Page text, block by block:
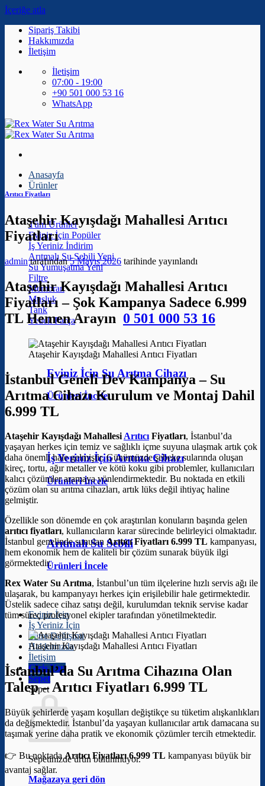
İçeriğe atla
Sipariş Takibi
Hakkımızda
İletişim
İletişim
07:00 - 19:00
+90 501 000 53 16
WhatsApp
Anasayfa
Ürünler
Tüm Ürünler
Eviniz İçin
İş Yeriniz
Arıtmalı Su Sebili
Su Yumuşatma
Filtre
Membran
Musluk
Tank
Yedek Parça
Eviniz İçin Su Arıtma Cihazı
Ürünleri İncele
İş Yeriniz İçin Arıtma Cihazı
Ürünleri İncele
Arıtmalı Su Sebili
Ürünleri İncele
Eviniz İçin
İş Yeriniz İçin
Filtre Değişimi
Hakkımızda
İletişim
Giriş Yap
Sepet
Sepet
Sepetinizde ürün bulunmuyor.
Mağazaya geri dön
Arıtıcı Fiyatları
Ataşehir Kayışdağı Mahallesi Arıtıcı
Fiyatları
admintarafından 5 Mayıs 2026 tarihinde yayınlandı
Ataşehir Kayışdağı Mahallesi Arıtıcı
Fiyatları – Şok Kampanya Sadece 6.999
TL Hemen Arayın 0 501 000 53 16
Ataşehir Kayışdağı Mahallesi Arıtıcı Fiyatları
İstanbul Geneli Dev Kampanya – Su
Arıtma Cihazı Kurulum ve Montaj Dahil
6.999 TL
Ataşehir Kayışdağı MahallesiArıtıcıFiyatları, İstanbul’da
yaşayan herkes için temiz ve sağlıklı içme suyuna ulaşmak artık çok
daha önemli hale gelmiştir. Günümüzde şebeke sularında oluşan
kireç, tortu, ağır metaller ve kötü koku gibi problemler, kullanıcıları
kalıcı çözümler aramaya yönlendirmektedir. Bu noktada en etkili
çözüm olan su arıtma cihazları, artık lüks değil ihtiyaç haline
gelmiştir.
Özellikle son dönemde en çok araştırılan konuların başında gelen
arıtıcı fiyatları, kullanıcıların karar sürecinde belirleyici olmaktadır.
İstanbul genelinde sunulan Arıtıcı Fiyatları 6.999 TL kampanyası,
hem ekonomik hem de kaliteli bir çözüm sunarak büyük ilgi
görmektedir.
Rex Water Su Arıtma, İstanbul’un tüm ilçelerine hızlı servis ağı ile
ulaşarak, bu kampanyayı herkes için erişilebilir hale getirmektedir.
Üstelik sadece cihaz satışı değil, kurulumdan teknik servise kadar
tüm süreç profesyonel ekipler tarafından yönetilmektedir.
Ataşehir Kayışdağı Mahallesi Arıtıcı Fiyatları
İstanbul’da Su Arıtma Cihazına Olan
Talep –Arıtıcı Fiyatları 6.999 TL
Büyük şehirlerde yaşam koşulları değiştikçe su tüketim alışkanlıkları
da değişmektedir. İstanbul’da yaşayan kullanıcılar artık damacana su
taşımak yerine daha pratik ve ekonomik çözümler tercih etmektedir.
👉 Bu noktadaArıtıcı Fiyatları 6.999 TL kampanyası büyük bir
avantaj sağlar.